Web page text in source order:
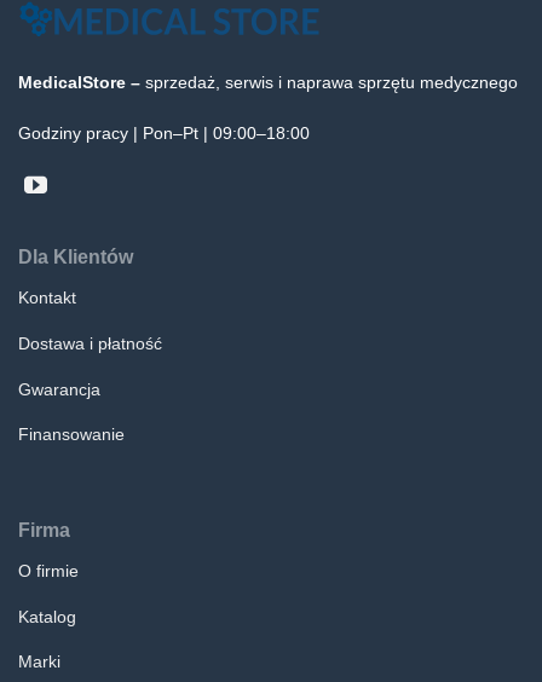
MedicalStore – sprzedaż, serwis i naprawa sprzętu medycznego
Godziny pracy | Pon–Pt | 09:00–18:00
Dla Klientów
Kontakt
Dostawa i płatność
Gwarancja
Finansowanie
Firma
O firmie
Katalog
Marki